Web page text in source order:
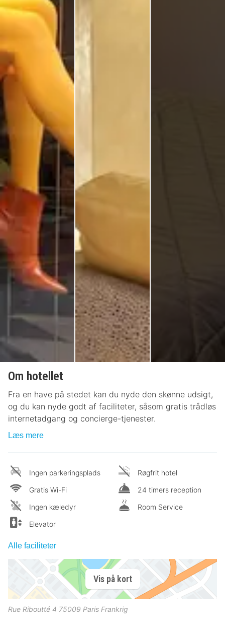
Om hotellet
Fra en have på stedet kan du nyde den skønne udsigt,
og du kan nyde godt af faciliteter, såsom gratis trådløs
internetadgang og concierge-tjenester.
Læs mere
Ingen parkeringsplads
Gratis Wi-Fi
Ingen kæledyr
Elevator
Røgfrit hotel
24 timers reception
Room Service
Alle faciliteter
Vis på kort
Rue Riboutté 4 75009 Paris Frankrig